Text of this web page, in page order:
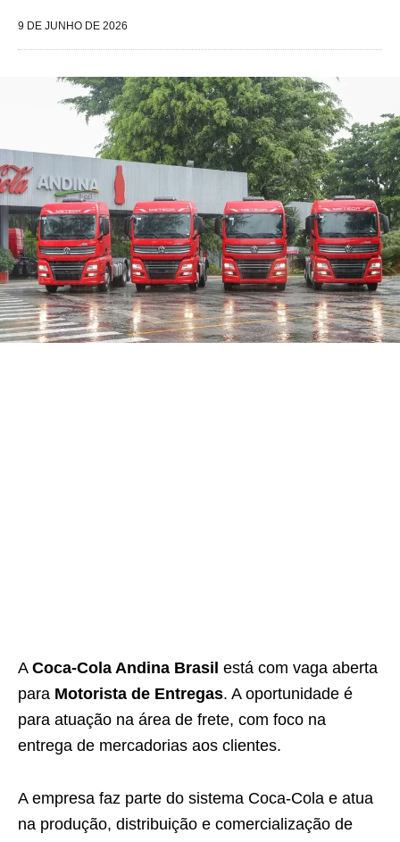
9 DE JUNHO DE 2026
A Coca-Cola Andina Brasil está com vaga aberta
para Motorista de Entregas. A oportunidade é
para atuação na área de frete, com foco na
entrega de mercadorias aos clientes.
A empresa faz parte do sistema Coca-Cola e atua
na produção, distribuição e comercialização de